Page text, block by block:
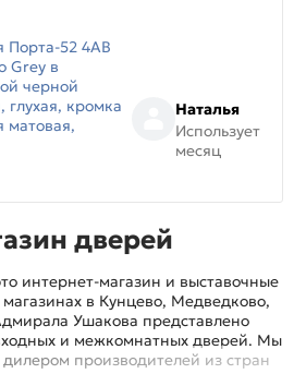
52 4AB
Grey в
черной
кромка
матовая,
Наталья
Использует
месяц
дверей
интернет-магазин и выставочные
в Кунцево, Медведково,
Ушакова представлено
и межкомнатных дверей. Мы
производителей из стран